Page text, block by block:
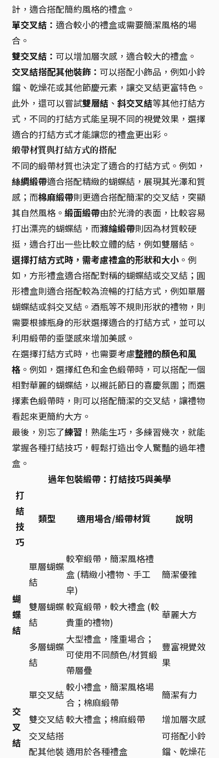
計，適合搭配簡約風格的禮盒。
單交叉結： 適合較小的禮盒或需要簡潔風格的場
合。
雙交叉結： 可以增加層次感，適合較大的禮盒。
交叉結搭配其他裝飾： 可以搭配小飾品，例如小鈴
鐺、乾燥花或其他節慶元素，讓交叉結更富特色。
此外，還可以嘗試雙層結 、 斜交叉結等其他打結方
式，不同的打結方式能呈現不同的視覺效果，選擇
適合的打結方式才能讓您的禮盒更出彩。
緞帶材質與打結方式的搭配
不同的緞帶材質也決定了適合的打結方式。例如，
絲綢緞帶適合搭配精緻的蝴蝶結，展現其光澤和質
感；而棉麻緞帶則更適合搭配簡潔的交叉結，突顯
其自然風格。 緞面緞帶由於光滑的表面，比較容易
打出漂亮的蝴蝶結，而滌綸緞帶則因為材質較硬
挺，適合打出一些比較立體的結，例如雙層結。
選擇打結方式時，需考慮禮盒的形狀和大小 。例
如，方形禮盒適合搭配對稱的蝴蝶結或交叉結；圓
形禮盒則適合搭配較為流暢的打結方式，例如單層
蝴蝶結或斜交叉結。酒瓶等不規則形狀的禮物，則
需要根據瓶身的形狀選擇適合的打結方式，並可以
利用緞帶的垂墜感來增加美感。
在選擇打結方式時，也需要考慮整體的顏色和風
格 。例如，選擇紅色和金色緞帶時，可以搭配一個
相對華麗的蝴蝶結，以襯託節日的喜慶氛圍；而選
擇素色緞帶時，則可以搭配簡潔的交叉結，讓禮物
看起來更簡約大方。
最後，別忘了練習 ！熟能生巧，多練習幾次，就能
掌握各種打結技巧，輕鬆打造出令人驚豔的過年禮
盒。
過年包裝緞帶：打結技巧與美學
打
結
技
巧
類型 適用場合/緞帶材質 說明
蝴
蝶
結
單層蝴蝶
結
較窄緞帶，簡潔風格禮
盒 (精緻小禮物、手工
皁)
簡潔優雅
雙層蝴蝶
結
較寬緞帶，較大禮盒 (較
貴重的禮物)
華麗大方
多層蝴蝶
結
大型禮盒，隆重場合；
可使用不同顏色/材質緞
帶層疊
豐富視覺效
果
交
叉
結
單交叉結
較小禮盒，簡潔風格場
合；棉麻緞帶
簡潔有力
雙交叉結較大禮盒；棉麻緞帶
增加層次感
交叉結搭
配其他裝 適用於各種禮盒
可搭配小鈴
鐺、乾燥花